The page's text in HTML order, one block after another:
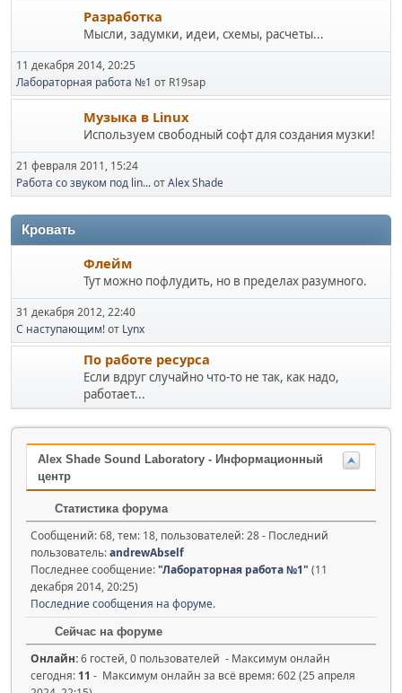
Разработка
Мысли, задумки, идеи, схемы, расчеты...
11 декабря 2014, 20:25
Лабораторная работа №1 от R19sap
Музыка в Linux
Используем свободный софт для создания музки!
21 февраля 2011, 15:24
Работа со звуком под lin...отAlex Shade
Кровать
Флейм
Тут можно пофлудить, но в пределах разумного.
31 декабря 2012, 22:40
C наступающим!от Lynx
По работе ресурса
Если вдруг случайно что-то не так, как надо,
работает...
Alex Shade Sound Laboratory - Информационный
центр
Статистика форума
Сообщений: 68, тем: 18, пользователей: 28 - Последний
пользователь:andrewAbself
Последнее сообщение:"Лабораторная работа №1" (11
декабря 2014, 20:25)
Последние сообщения на форуме.
Сейчас на форуме
Онлайн:6 гостей, 0 пользователей - Максимум онлайн
сегодня: 11 - Максимум онлайн за всё время: 602 (25 апреля